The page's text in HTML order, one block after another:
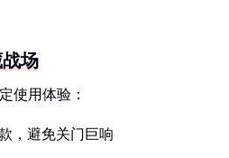
场
使用体验：
，避免关门巨响